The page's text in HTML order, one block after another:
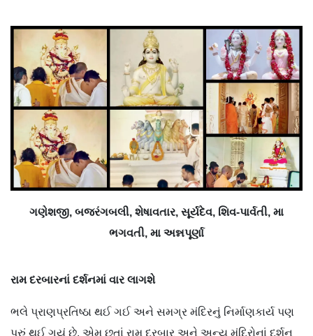
ગણેશજી, બજરંગબલી, શેષાવતાર, સૂર્યદેવ, શિવ-પાર્વતી, મા
ભગવતી, મા અન્નપૂર્ણા
રામ દરબારનાં દર્શનમાં વાર લાગશે
ભલે પ્રાણપ્રતિષ્ઠા થઈ ગઈ અને સમગ્ર મંદિરનું નિર્માણકાર્ય પણ
પૂરું થઈ ગયું છે, એમ છતાં રામ દરબાર અને અન્ય મંદિરોનાં દર્શન